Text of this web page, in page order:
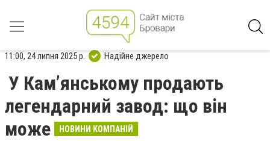
11:00, 24 липня 2025 р. Надійне джерело
У Кам’янському продають
легендарний завод: що він
може
НОВИНИ КОМПАНІЙ